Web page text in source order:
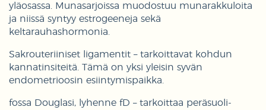
yläosassa. Munasarjoissa muodostuu munarakkuloita
ja niissä syntyy estrogeeneja sekä
keltarauhashormonia.
Sakrouteriiniset ligamentit – tarkoittavat kohdun
kannatinsiteitä. Tämä on yksi yleisin syvän
endometrioosin esiintymispaikka.
fossa Douglasi, lyhenne fD – tarkoittaa peräsuoli-